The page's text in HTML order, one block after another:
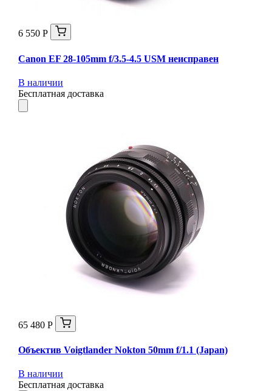
6 550 Р
Canon EF 28-105mm f/3.5-4.5 USM неисправен
В наличии
Бесплатная доставка
65 480 Р
Объектив Voigtlander Nokton 50mm f/1.1 (Japan)
В наличии
Бесплатная доставка